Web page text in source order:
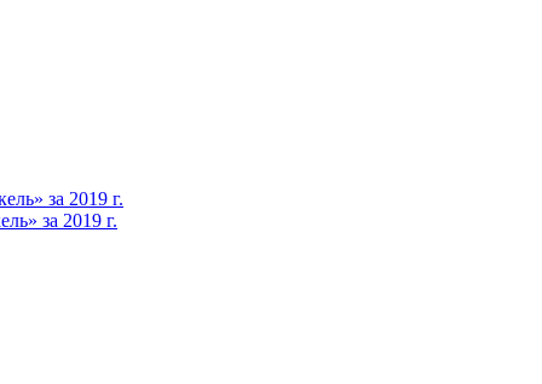
за 2019 г.
за 2019 г.